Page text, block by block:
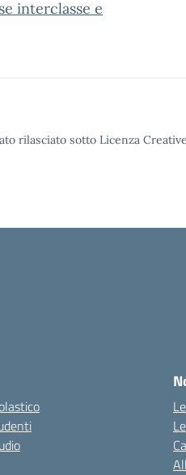
interclasse e
rilasciato sotto Licenza